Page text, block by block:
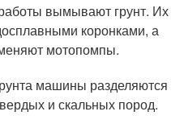
вымывают грунт. Их
коронками, а
мотопомпы.
машины разделяются
и скальных пород.